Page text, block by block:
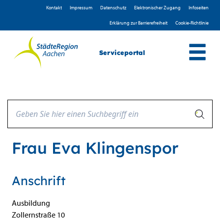
Zum Hauptinhalt springen
Zum Hauptinhalt
Kontakt Impressum D­atenschutz Elektronischer Zugang Infoseiten
Erklärung zur Barrierefreiheit Cookie-Richtlinie
Serviceportal
Frau Eva Klingenspor
Anschrift
Ausbildung
Zollernstraße 10